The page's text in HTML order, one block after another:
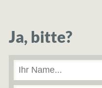
Ja, bitte?